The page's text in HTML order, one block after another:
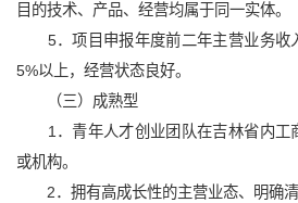
目的技术、产品、经营均属于同一实体。
5．项目申报年度前二年主营业务收
5%以上，经营状态良好。
（三）成熟型
1．青年人才创业团队在吉林省内工
或机构。
2．拥有高成长性的主营业态、明确清